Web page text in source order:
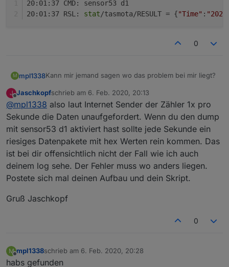
20:01:37 CMD: sensor53 d1
20:01:37 RSL: stat/tasmota/RESULT = {"Time" :
0
M mpl1338Kann mir jemand sagen wo das problem bei mir liegt?
19:57:34 RSL: tele/tasmota/RESULT =
19:57:35 RSL: tele/tasmota/RESULT =
19:57:36 RSL: tele/tasmota/RESULT =
19:57:37 RSL: tele/tasmota/RESULT =
19:57:37 RSL: tele/tasmota/STATE =
19:57:37 RSL: tele/tasmota/SENSOR =
19:57:38 RSL: tele/tasmota/RESULT =
19:57:39 RSL: tele/tasmota/RESULT =
19:57:40 RSL: tele/tasmota/RESULT =
19:57:42 RSL: tele/tasmota/RESULT =
bekomme zwar daten gelesen aber werden nicht
Zähler(MT691) ist freigeschaltet
20:01:37 CMD: sensor53 d1
J
Offline
Jaschkopfschrieb am 6. Feb. 2020, 20:13
zuletzt editiert von
@mpl1338 also laut Internet Sender der Zähler 1x pro
Sekunde die Daten unaufgefordert. Wenn du den dump
mit sensor53 d1 aktiviert hast sollte jede Sekunde ein
riesiges Datenpakete mit hex Werten rein kommen. Das
ist bei dir offensichtlich nicht der Fall wie ich auch
deinem log sehe. Der Fehler muss wo anders liegen.
Postete sich mal deinen Aufbau und dein Skript.
Gruß Jaschkopf
0
M
Offline
mpl1338schrieb am 6. Feb. 2020, 20:28
zuletzt editiert von
habs gefunden